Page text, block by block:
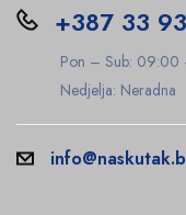
+387 33
Pon – Sub:
Nedjelja: Neradna